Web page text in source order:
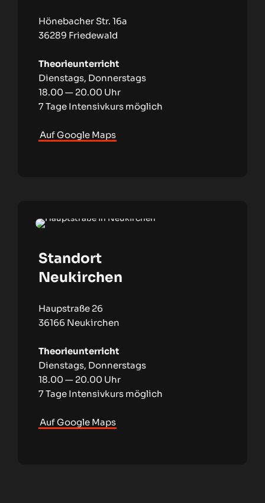
Hönebacher Str. 16a
36289 Friedewald
Theorieunterricht
Dienstags, Donnerstags
18.00 — 20.00 Uhr
7 Tage Intensivkurs möglich
Auf Google Maps
Standort
Neukirchen
Haupstraße 26
36166 Neukirchen
Theorieunterricht
Dienstags, Donnerstags
18.00 — 20.00 Uhr
7 Tage Intensivkurs möglich
Auf Google Maps